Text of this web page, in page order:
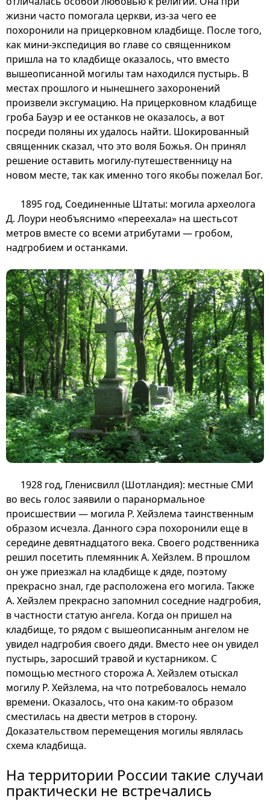
жизни часто помогала церкви, из-за чего ее
похоронили на прицерковном кладбище. После того,
как мини-экспедиция во главе со священником
пришла на то кладбище оказалось, что вместо
вышеописанной могилы там находился пустырь. В
местах прошлого и нынешнего захоронений
произвели эксгумацию. На прицерковном кладбище
гроба Бауэр и ее останков не оказалось, а вот
посреди поляны их удалось найти. Шокированный
священник сказал, что это воля Божья. Он принял
решение оставить могилу-путешественницу на
новом месте, так как именно того якобы пожелал Бог.
1895 год, Соединенные Штаты: могила археолога
Д. Лоури необъяснимо «переехала» на шестьсот
метров вместе со всеми атрибутами — гробом,
надгробием и останками.
1928 год, Гленисвилл (Шотландия): местные СМИ
во весь голос заявили о паранормальное
происшествии — могила Р. Хейзлема таинственным
образом исчезла. Данного сэра похоронили еще в
середине девятнадцатого века. Своего родственника
решил посетить племянник А. Хейзлем. В прошлом
он уже приезжал на кладбище к дяде, поэтому
прекрасно знал, где расположена его могила. Также
А. Хейзлем прекрасно запомнил соседние надгробия,
в частности статую ангела. Когда он пришел на
кладбище, то рядом с вышеописанным ангелом не
увидел надгробия своего дяди. Вместо нее он увидел
пустырь, заросший травой и кустарником. С
помощью местного сторожа А. Хейзлем отыскал
могилу Р. Хейзлема, на что потребовалось немало
времени. Оказалось, что она каким-то образом
сместилась на двести метров в сторону.
Доказательством перемещения могилы являлась
схема кладбища.
На территории России такие случаи
практически не встречались